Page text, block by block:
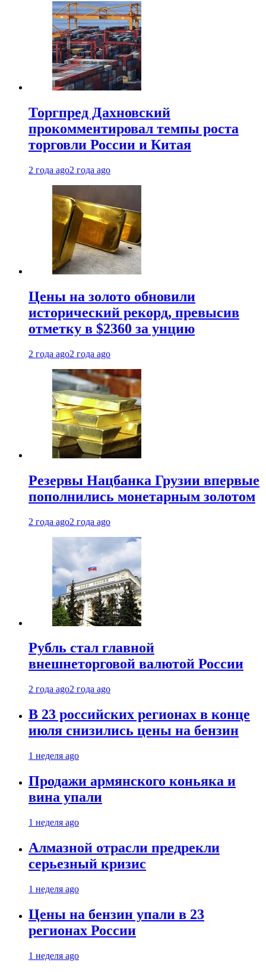
Торгпред Дахновский
прокомментировал темпы роста
торговли России и Китая
2 года ago2 года ago
Цены на золото обновили
исторический рекорд, превысив
отметку в $2360 за унцию
2 года ago2 года ago
Резервы Нацбанка Грузии впервые
пополнились монетарным золотом
2 года ago2 года ago
Рубль стал главной
внешнеторговой валютой России
2 года ago2 года ago
В 23 российских регионах в конце
июля снизились цены на бензин
1 неделя ago
Продажи армянского коньяка и
вина упали
1 неделя ago
Алмазной отрасли предрекли
серьезный кризис
1 неделя ago
Цены на бензин упали в 23
регионах России
1 неделя ago